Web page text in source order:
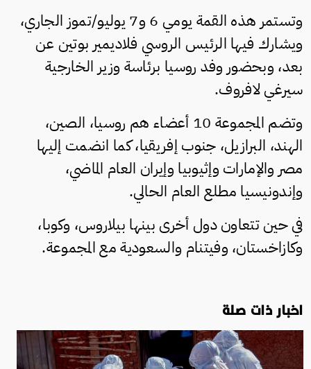
وتستمر هذه القمة يومي 6 و7 يوليو/تموز الجاري،
ويشارك فيها الرئيس الروسي فلاديمير بوتين عن
بعد، وبحضور وفد روسيا برئاسة وزير الخارجية
سيرغي لافروف.
وتضم المجموعة 10 أعضاء هم روسيا، الصين،
الهند، البرازيل، جنوب إفريقيا، كما انضمت إليها
مصر والإمارات وإثيوبيا وإيران العام الماضي،
وإندونيسيا مطلع العام الحالي.
في حين تتعاون دول أخرى بينها بيلاروس، وكوبا،
وكازاخستان، وفيتنام والسعودية مع المجموعة.
اخبار ذات صلة